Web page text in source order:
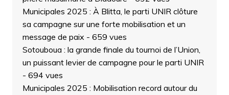
Municipales 2025 : À Blitta, le parti UNIR clôture
sa campagne sur une forte mobilisation et un
message de paix - 659 vues
Sotouboua : la grande finale du tournoi de l’Union,
un puissant levier de campagne pour le parti UNIR
- 694 vues
Municipales 2025 : Mobilisation record autour du